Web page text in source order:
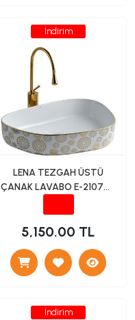
İndirim
LENA TEZGAH ÜSTÜ
ÇANAK LAVABO E-2107AB
5,150.00 TL
İndirim